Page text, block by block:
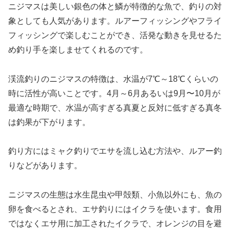
ニジマスは美しい銀色の体と鱗が特徴的な魚で、釣りの対
象としても人気があります。ルアーフィッシングやフライ
フィッシングで楽しむことができ、活発な動きを見せるた
め釣り手を楽しませてくれるのです。
渓流釣りのニジマスの特徴は、水温が7℃～18℃くらいの
時に活性が高いことです。4月～6月あるいは9月〜10月が
最適な時期で、水温が高すぎる真夏と反対に低すぎる真冬
は釣果が下がります。
釣り方にはミャク釣りでエサを流し込む方法や、ルアー釣
りなどがあります。
ニジマスの生態は水生昆虫や甲殻類、小魚以外にも、魚の
卵を食べるとされ、エサ釣りにはイクラを使います。食用
ではなくエサ用に加工されたイクラで、オレンジの目を避